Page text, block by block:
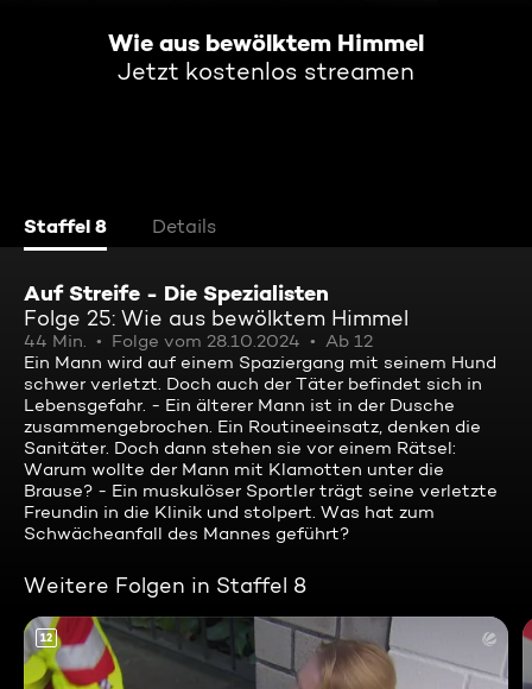
Wie aus bewölktem Himmel
Jetzt kostenlos streamen
Staffel 8 Details
Auf Streife - Die Spezialisten
Folge 25: Wie aus bewölktem Himmel
44 Min. Folge vom 28.10.2024
Ab 12
Ein Mann wird auf einem Spaziergang mit seinem Hund
schwer verletzt. Doch auch der Täter befindet sich in
Lebensgefahr. - Ein älterer Mann ist in der Dusche
zusammengebrochen. Ein Routineeinsatz, denken die
Sanitäter. Doch dann stehen sie vor einem Rätsel:
Warum wollte der Mann mit Klamotten unter die
Brause? - Ein muskulöser Sportler trägt seine verletzte
Freundin in die Klinik und stolpert. Was hat zum
Schwächeanfall des Mannes geführt?
Weitere Folgen in Staffel 8
12